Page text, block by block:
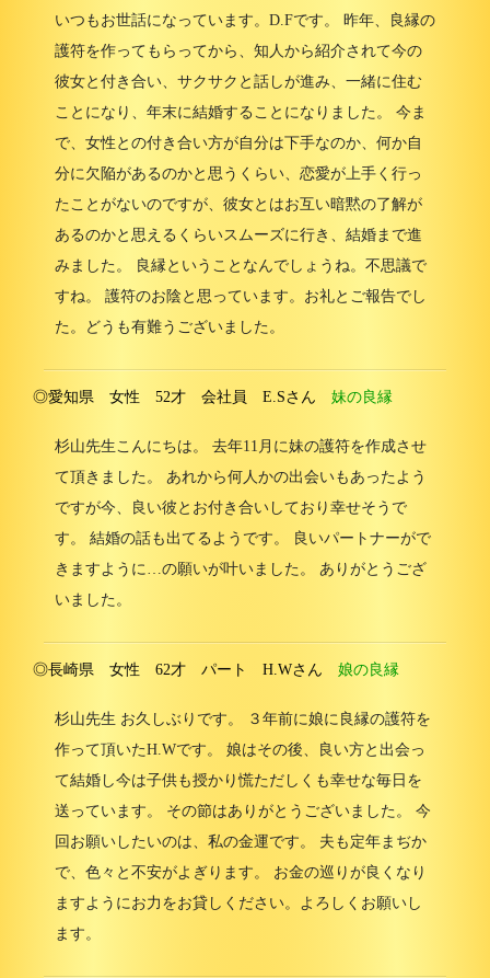
いつもお世話になっています。D.Fです。 昨年、良縁の
護符を作ってもらってから、知人から紹介されて今の
彼女と付き合い、サクサクと話しが進み、一緒に住む
ことになり、年末に結婚することになりました。 今ま
で、女性との付き合い方が自分は下手なのか、何か自
分に欠陥があるのかと思うくらい、恋愛が上手く行っ
たことがないのですが、彼女とはお互い暗黙の了解が
あるのかと思えるくらいスムーズに行き、結婚まで進
みました。 良縁ということなんでしょうね。不思議で
すね。 護符のお陰と思っています。お礼とご報告でし
た。どうも有難うございました。
◎愛知県 女性 52才 会社員 E.Sさん 妹の良縁
杉山先生こんにちは。 去年11月に妹の護符を作成させ
て頂きました。 あれから何人かの出会いもあったよう
ですが今、良い彼とお付き合いしており幸せそうで
す。 結婚の話も出てるようです。 良いパートナーがで
きますように…の願いが叶いました。 ありがとうござ
いました。
◎長崎県 女性 62才 パート H.Wさん 娘の良縁
杉山先生 お久しぶりです。 ３年前に娘に良縁の護符を
作って頂いたH.Wです。 娘はその後、良い方と出会っ
て結婚し今は子供も授かり慌ただしくも幸せな毎日を
送っています。 その節はありがとうございました。 今
回お願いしたいのは、私の金運です。 夫も定年まぢか
で、色々と不安がよぎります。 お金の巡りが良くなり
ますようにお力をお貸しください。よろしくお願いし
ます。